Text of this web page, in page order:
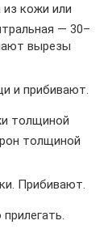
кожи или
— 30–
вырезы
и прибивают.
толщиной
толщиной
Прибивают.